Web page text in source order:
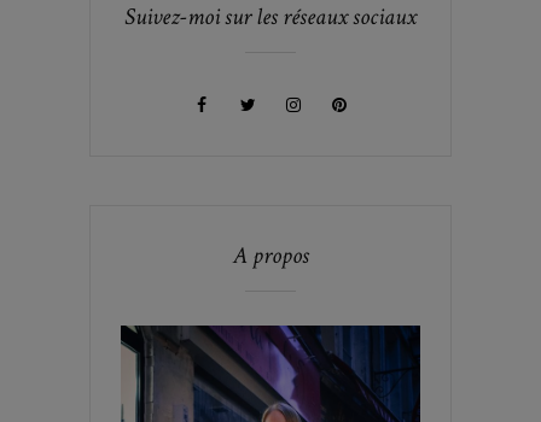
Suivez-moi sur les réseaux sociaux
A propos